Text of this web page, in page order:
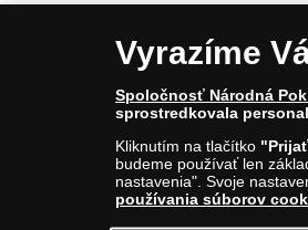
© Copyright 2026 - Národná
E-mail:
Upraviť nastavenie
Vyrazíme
Spoločnosť Národná
sprostredkovala
Kliknutím na tlačítko
budeme používať len
nastavenia". Svoje
používania súborov